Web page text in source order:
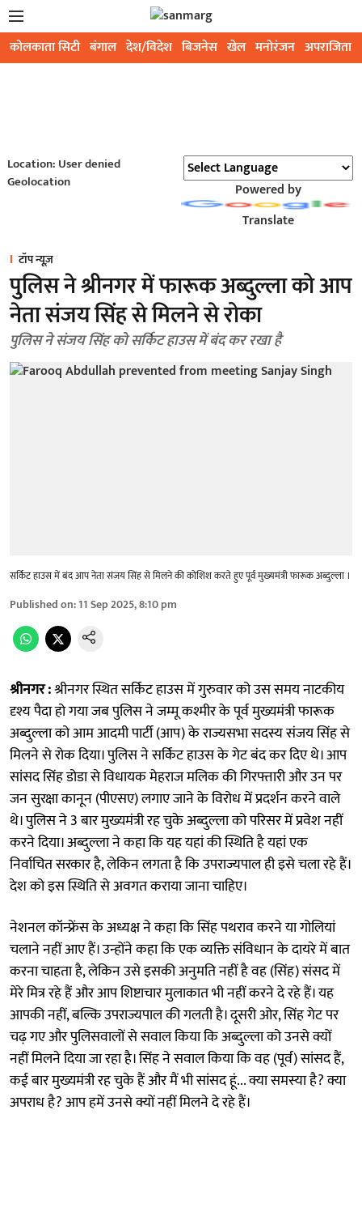
कोलकाता सिटी बंगाल देश/विदेश बिजनेस खेल मनोरंजन अपराजिता
Location: User denied
Geolocation
Powered by
Translate
टॉप न्यूज़
पुलिस ने श्रीनगर में फारूक अब्दुल्ला को आप
नेता संजय सिंह से मिलने से रोका
पुलिस ने संजय सिंह को सर्किट हाउस में बंद कर रखा है
सर्किट हाउस में बंद आप नेता संजय सिंह से मिलने की कोशिश करते हुए पूर्व मुख्यमंत्री फारूक अब्दुल्ला ।
Published on:11 Sep 2025, 8:10 pm
श्रीनगर :श्रीनगर स्थित सर्किट हाउस में गुरुवार को उस समय नाटकीय
दृश्य पैदा हो गया जब पुलिस ने जम्मू कश्मीर के पूर्व मुख्यमंत्री फारूक
अब्दुल्ला को आम आदमी पार्टी (आप) के राज्यसभा सदस्य संजय सिंह से
मिलने से रोक दिया। पुलिस ने सर्किट हाउस के गेट बंद कर दिए थे। आप
सांसद सिंह डोडा से विधायक मेहराज मलिक की गिरफ्तारी और उन पर
जन सुरक्षा कानून (पीएसए) लगाए जाने के विरोध में प्रदर्शन करने वाले
थे। पुलिस ने 3 बार मुख्यमंत्री रह चुके अब्दुल्ला को परिसर में प्रवेश नहीं
करने दिया। अब्दुल्ला ने कहा कि यह यहां की स्थिति है यहां एक
निर्वाचित सरकार है, लेकिन लगता है कि उपराज्यपाल ही इसे चला रहे हैं।
देश को इस स्थिति से अवगत कराया जाना चाहिए।
नेशनल कॉन्फ्रेंस के अध्यक्ष ने कहा कि सिंह पथराव करने या गोलियां
चलाने नहीं आए हैं। उन्होंने कहा कि एक व्यक्ति संविधान के दायरे में बात
करना चाहता है, लेकिन उसे इसकी अनुमति नहीं है वह (सिंह) संसद में
मेरे मित्र रहे हैं और आप शिष्टाचार मुलाकात भी नहीं करने दे रहे हैं। यह
आपकी नहीं, बल्कि उपराज्यपाल की गलती है। दूसरी ओर, सिंह गेट पर
चढ़ गए और पुलिसवालों से सवाल किया कि अब्दुल्ला को उनसे क्यों
नहीं मिलने दिया जा रहा है। सिंह ने सवाल किया कि वह (पूर्व) सांसद हैं,
कई बार मुख्यमंत्री रह चुके हैं और मैं भी सांसद हूं... क्या समस्या है? क्या
अपराध है? आप हमें उनसे क्यों नहीं मिलने दे रहे हैं।